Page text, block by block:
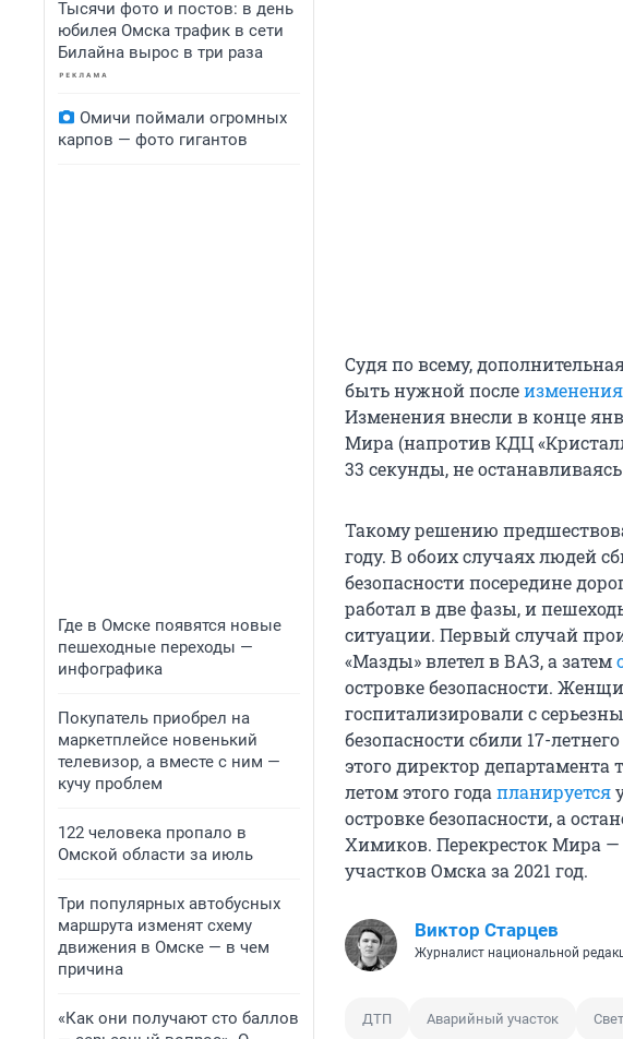
Тысячи фото и постов: в день
юбилея Омска трафик в сети
Билайна вырос в три раза
Омичи поймали огромных
карпов — фото гигантов
Где в Омске появятся новые
пешеходные переходы —
инфографика
Покупатель приобрел на
маркетплейсе новенький
телевизор, а вместе с ним —
кучу проблем
122 человека пропало в
Омской области за июль
Три популярных автобусных
маршрута изменят схему
движения в Омске — в чем
причина
«Как они получают сто баллов
Судя по всему,
быть нужной после
Изменения внесли в конце
Мира (напротив КДЦ
33 секунды, не
Такому решению
году. В обоих случаях людей
безопасности посередине
работал в две фазы, и
ситуации. Первый случай
«Мазды» влетел в ВАЗ, а затем
островке безопасности.
госпитализировали с
безопасности сбили 17-
этого директор
летом этого года планируется
островке безопасности, а
Химиков. Перекресток Мира
участков Омска за 2021 год.
Виктор Старцев
Журналист национальной
ДТП Аварийный участок